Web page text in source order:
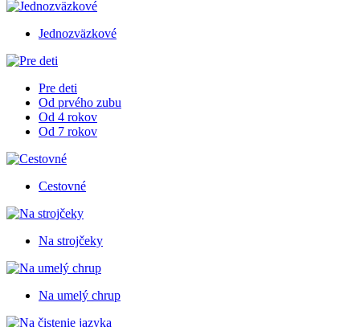
Jednozväzkové
Pre deti
Od prvého zubu
Od 4 rokov
Od 7 rokov
Cestovné
Na strojčeky
Na umelý chrup